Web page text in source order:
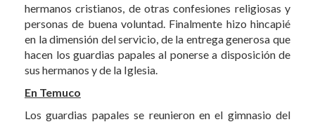
hermanos cristianos, de otras confesiones religiosas y
personas de buena voluntad. Finalmente hizo hincapié
en la dimensión del servicio, de la entrega generosa que
hacen los guardias papales al ponerse a disposición de
sus hermanos y de la Iglesia.
En Temuco
Los guardias papales se reunieron en el gimnasio del